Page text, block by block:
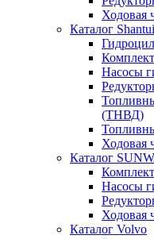
Ходовая
Каталог Shantui
Насосы
(ТНВД)
Ходовая
Каталог
Насосы
Ходовая
Каталог Volvo